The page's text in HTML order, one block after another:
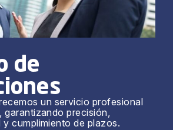
de
un servicio profesional
garantizando precisión,
cumplimiento de plazos.